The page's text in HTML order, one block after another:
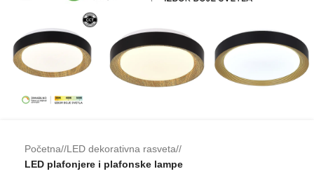
Početna/ LED dekorativna rasveta/
LED plafonjere i plafonske lampe